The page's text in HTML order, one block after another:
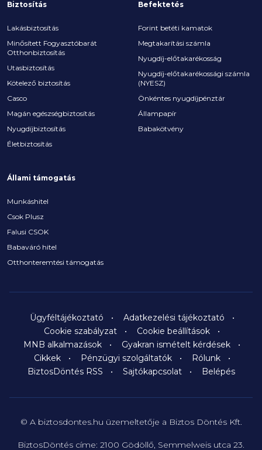
Biztosítás
Lakásbiztosítás
Minősített Fogyasztóbarát
Otthonbiztosítás
Utasbiztosítás
Kötelező biztosítás
Casco
Magán egészségbiztosítás
Nyugdíjbiztosítás
Életbiztosítás
Befektetés
Forint betéti kamatok
Megtakarítási számla
Nyugdíj-előtakarékosság
Nyugdíj-előtakarékossági számla
(NYESZ)
Önkéntes nyugdíjpénztár
Állampapír
Babakötvény
Állami támogatás
Munkáshitel
Csok Plusz
Falusi CSOK
Babaváró hitel
Otthonteremtési támogatás
Ügyféltájékoztató
Adatkezelési tájékoztató
Cookie szabályzat
Cookie beállítások
MNB alkalmazások
Gyakran ismételt kérdések
Cikkek
Pénzügyi szolgáltatók
Rólunk
BiztosDöntés RSS
Sajtókapcsolat Belépés
© A biztosdontes.hu üzemeltetője a Biztos Döntés Kft.
BiztosDöntés címe: 2100 Gödöllő, Semmelweis utca 23.